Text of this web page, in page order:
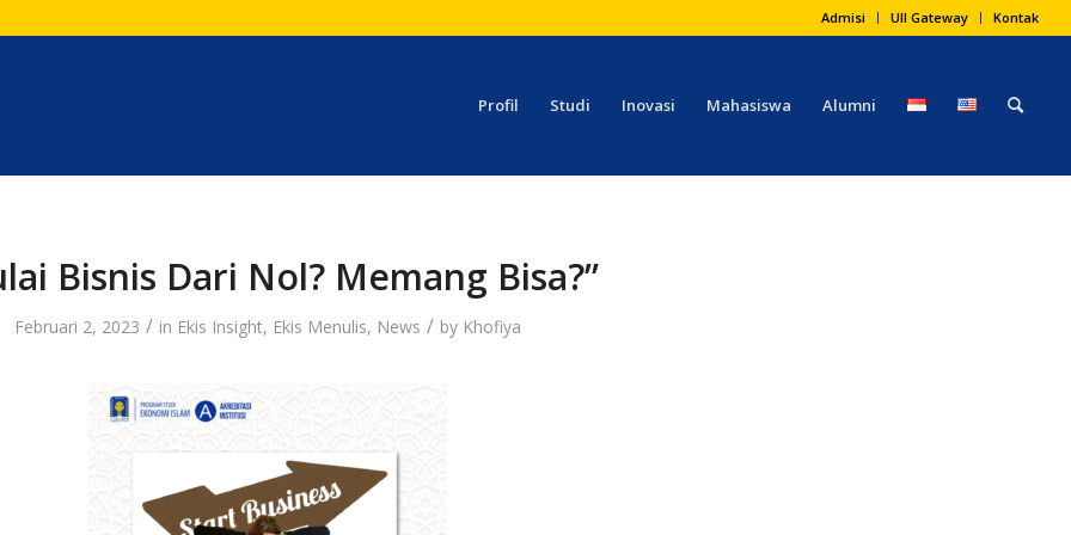
Admisi UII Gateway Kontak
Profil Studi Inovasi Mahasiswa Alumni
Bisnis Dari Nol? Memang Bisa?”
Februari 2, 2023 / in Ekis Insight, Ekis Menulis, News / by Khofiya